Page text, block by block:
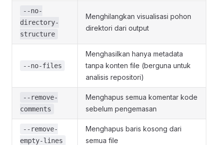
--no-
directory-
structure
Menghilangkan visualisasi pohon
direktori dari output
--no-files
Menghasilkan hanya metadata
tanpa konten file (berguna untuk
analisis repositori)
--remove-
comments
Menghapus semua komentar kode
sebelum pengemasan
--remove-
empty-lines
Menghapus baris kosong dari
semua file